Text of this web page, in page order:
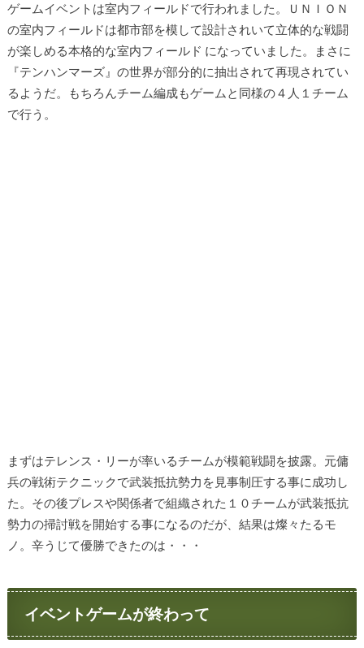
ゲームイベントは室内フィールドで行われました。ＵＮＩＯＮ
の室内フィールドは都市部を模して設計されいて立体的な戦闘
が楽しめる本格的な室内フィールド になっていました。まさに
『テンハンマーズ』の世界が部分的に抽出されて再現されてい
るようだ。もちろんチーム編成もゲームと同様の４人１チーム
で行う。
まずはテレンス・リーが率いるチームが模範戦闘を披露。元傭
兵の戦術テクニックで武装抵抗勢力を見事制圧する事に成功し
た。その後プレスや関係者で組織された１０チームが武装抵抗
勢力の掃討戦を開始する事になるのだが、結果は燦々たるモ
ノ。辛うじて優勝できたのは・・・
イベントゲームが終わって